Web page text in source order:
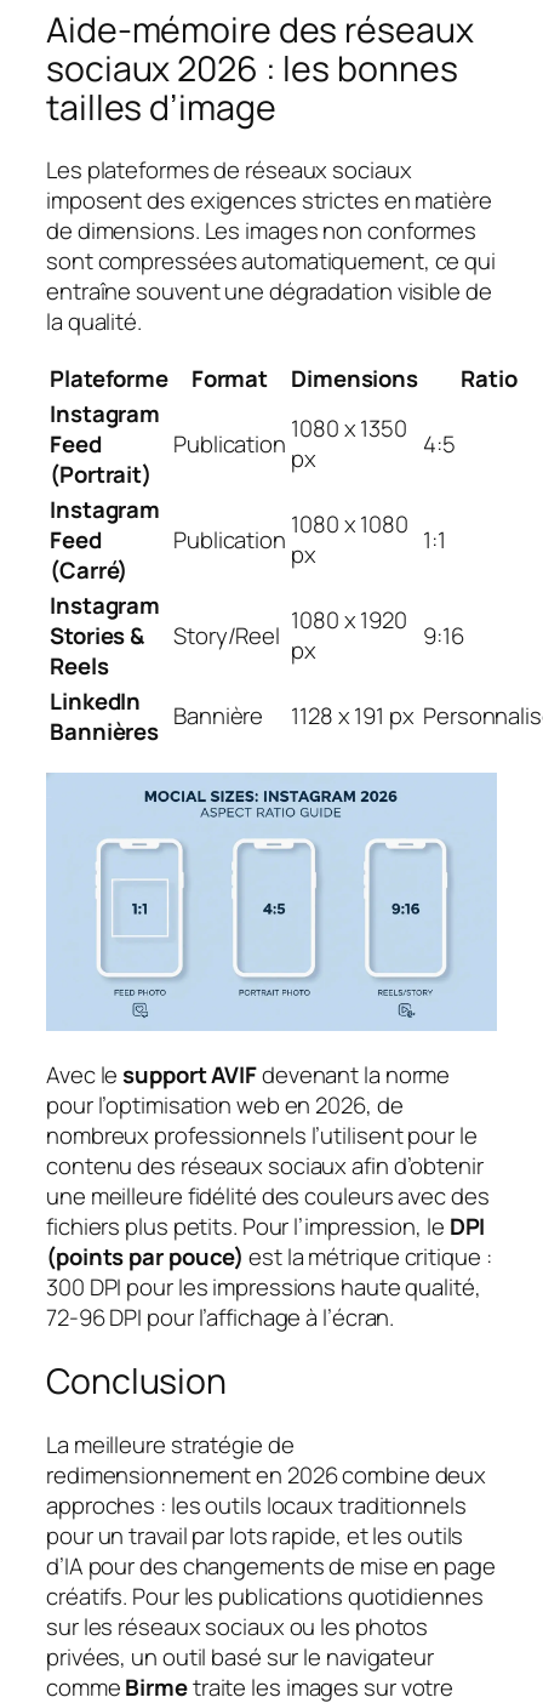
Aide-mémoire des réseaux
sociaux 2026 : les bonnes
tailles d’image
Les plateformes de réseaux sociaux
imposent des exigences strictes en matière
de dimensions. Les images non conformes
sont compressées automatiquement, ce qui
entraîne souvent une dégradation visible de
la qualité.
Plateforme
Format Dimensions
Ratio
Instagram
Feed
(Portrait)
Publication 1080 x 1350
px
4:5
Instagram
Feed
(Carré)
Publication 1080 x 1080
px
1:1
Instagram
Stories &
Reels
Story/Reel 1080 x 1920
px
9:16
LinkedIn
Bannières Bannière 1128 x 191 px
Avec lesupport AVIFdevenant la norme
pour l’optimisation web en 2026, de
nombreux professionnels l’utilisent pour le
contenu des réseaux sociaux afin d’obtenir
une meilleure fidélité des couleurs avec des
fichiers plus petits. Pour l’impression, le DPI
(points par pouce) est la métrique critique :
300 DPI pour les impressions haute qualité,
72-96 DPI pour l’affichage à l’écran.
Conclusion
La meilleure stratégie de
redimensionnement en 2026 combine deux
approches : les outils locaux traditionnels
pour un travail par lots rapide, et les outils
d’IA pour des changements de mise en page
créatifs. Pour les publications quotidiennes
sur les réseaux sociaux ou les photos
privées, un outil basé sur le navigateur
commeBirmetraite les images sur votre